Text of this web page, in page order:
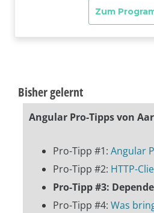
Bisher gelernt
Angular Pro-Tipps von
Pro-Tipp #1: Angular
Pro-Tipp #2: HTTP-
Pro-Tipp #3:
Pro-Tipp #4: Was